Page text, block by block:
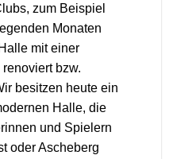
zum Beispiel
Monaten
mit einer
bzw.
besitzen heute ein
Halle, die
und Spielern
oder Ascheberg